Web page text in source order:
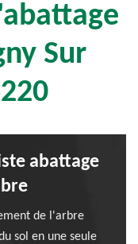
Sur
abattage
de l'arbre
sol en une seule